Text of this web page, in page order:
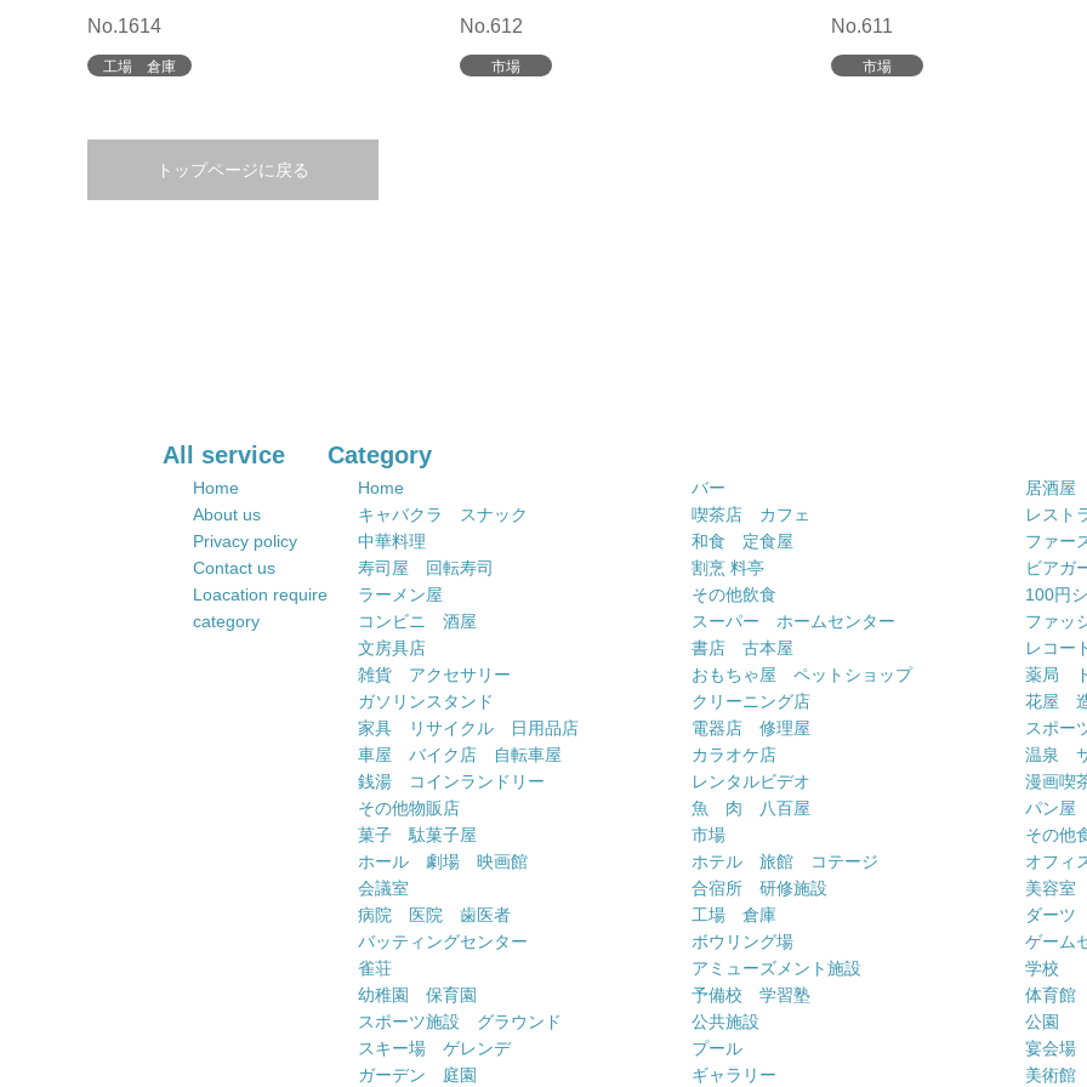
No.1614
工場 倉庫
No.612
市場
No.611
市場
トップページに戻る
All service
Home
About us
Privacy policy
Contact us
Loacation require
category
Category
Home バー
居酒屋
キャバクラ スナック
喫茶店 カフェ
レスト
中華料理
和食 定食屋
ファー
寿司屋 回転寿司
割烹 料亭
ビアガ
ラーメン屋
その他飲食
100円
コンビニ 酒屋
スーパー ホームセンター
ファッ
文房具店
書店 古本屋
レコー
雑貨 アクセサリー
おもちゃ屋 ペットショップ
薬局
ガソリンスタンド
クリーニング店
花屋
家具 リサイクル 日用品店
電器店 修理屋
スポー
車屋 バイク店 自転車屋
カラオケ店
温泉
銭湯 コインランドリー
レンタルビデオ
漫画喫
その他物販店
魚 肉 八百屋
パン屋
菓子 駄菓子屋
市場
その他
ホール 劇場 映画館
ホテル 旅館 コテージ
オフィ
会議室
合宿所 研修施設
美容室
病院 医院 歯医者
工場 倉庫
ダーツ
バッティングセンター
ボウリング場
ゲーム
雀荘
アミューズメント施設
学校
幼稚園 保育園
予備校 学習塾
体育館
スポーツ施設 グラウンド
公共施設
公園
スキー場 ゲレンデ
プール
宴会場
ガーデン 庭園
ギャラリー 美術館